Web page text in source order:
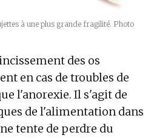
à une plus grande fragilité. Photo
des os
en cas de troubles de
l'anorexie. Il s'agit de
de l'alimentation dans
tente de perdre du